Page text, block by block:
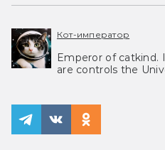
Кот-император
Emperor of catkind.
are controls the